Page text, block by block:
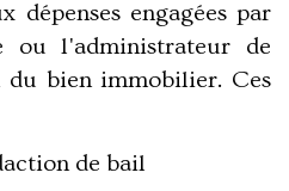
dépenses engagées par
ou l'administrateur de
bien immobilier. Ces
de bail